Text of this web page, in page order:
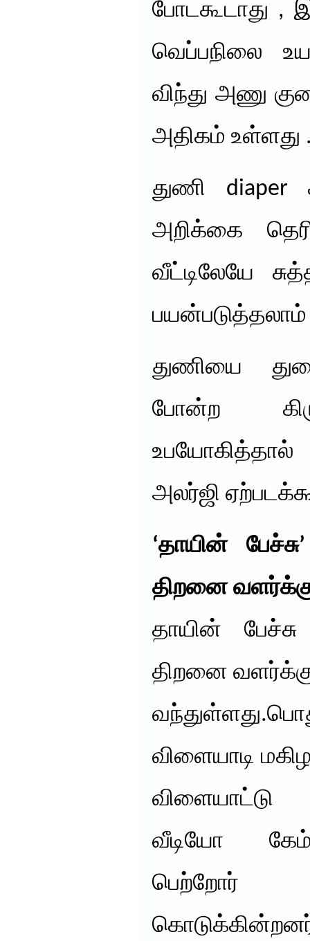
போடகூடாது ,
வெப்பநிலை
விந்து அணு
அதிகம் உள்ளது
துணி diaper
அறிக்கை
வீட்டிலேயே
பயன்படுத்தலாம்
துணியை
போன்ற
அலர்ஜி
‘தாயின்
திறனை
தாயின்
திறனை
விளையாடி
வீடியோ